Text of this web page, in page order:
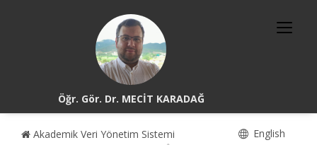
Öğr. Gör. Dr. MECİT KARADAĞ
Akademik Veri Yönetim Sistemi English